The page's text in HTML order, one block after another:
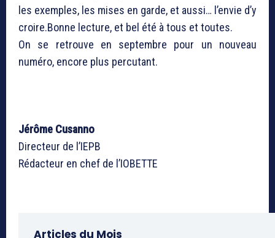
les exemples, les mises en garde, et aussi… l’envie d’y
croire.Bonne lecture, et bel été à tous et toutes.
On se retrouve en septembre pour un nouveau
numéro, encore plus percutant.
Jérôme Cusanno
Directeur de l’IEPB
Rédacteur en chef de l’IOBETTE
Articles du Mois